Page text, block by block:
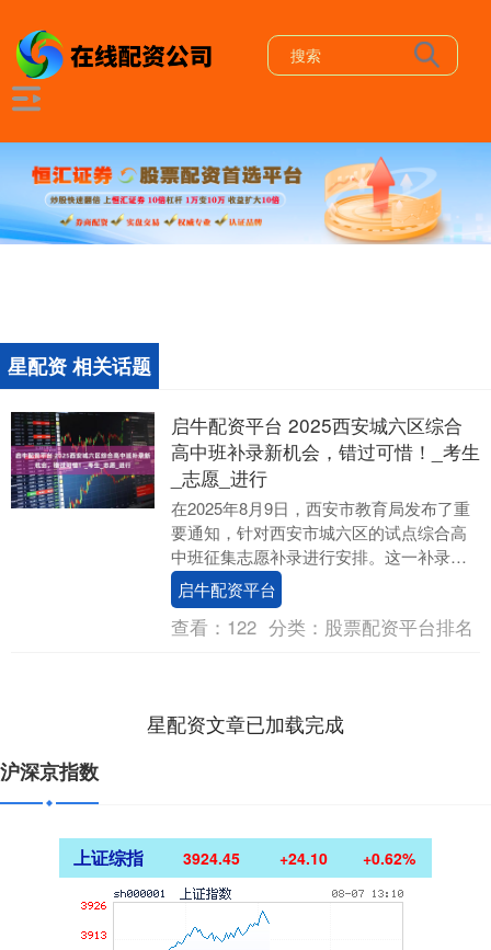
星配资 相关话题
启牛配资平台 2025西安城六区综合
高中班补录新机会，错过可惜！_考生
_志愿_进行
在2025年8月9日，西安市教育局发布了重
要通知，针对西安市城六区的试点综合高
中班征集志愿补录进行安排。这一补录机
会，尤其对于那些成绩在595分及以上却未
被任何....
启牛配资平台
查看： 122 分类： 股票配资平台排名
星配资文章已加载完成
沪深京指数
上证综指 3924.20 +23.85 +0.61%